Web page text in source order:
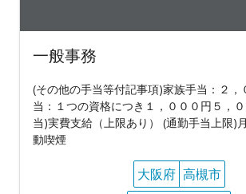
一般事務
(その他の手当等付記事項)家族手当：２，
当：１つの資格につき１，０００円５，
当)実費支給（上限あり） (通勤手当上限)
動喫煙
大阪府 高槻市